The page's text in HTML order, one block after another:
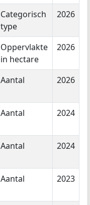
Categorisch
type
2026
Oppervlakte
in hectare
2026
Aantal 2026
Aantal 2024
Aantal 2024
Aantal 2023